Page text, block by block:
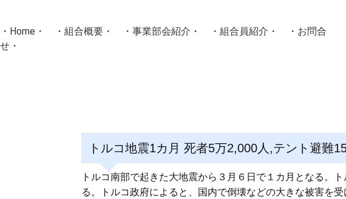
・ Home ・ ・ 組合概要 ・ ・ 事業部会紹介 ・ ・ 組合員紹介 ・ ・ お問合
せ ・
Masters組合員ログイントルコ地震1カ月 死者5万2,000人,テント避難
トルコ南部で起きた大地震から３月６日で１カ月となる。
る。トルコ政府によると、国内で倒壊などの大きな被害を